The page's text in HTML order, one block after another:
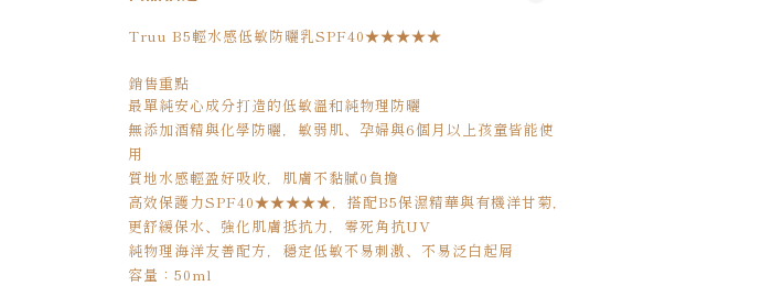
Truu B5輕水感低敏防曬乳SPF40★★★★★
銷售重點
最單純安心成分打造的低敏溫和純物理防曬
無添加酒精與化學防曬，敏弱肌、孕婦與6個月以上孩童皆能使
用
質地水感輕盈好吸收，肌膚不黏膩0負擔
高效保護力SPF40★★★★★，搭配B5保濕精華與有機洋甘菊，
更舒緩保水、強化肌膚抵抗力，零死角抗UV
純物理海洋友善配方，穩定低敏不易刺激、不易泛白起屑
容量：50ml